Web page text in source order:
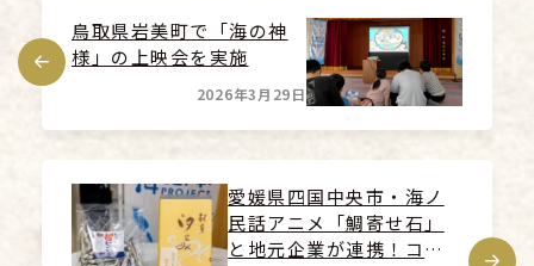
鳥取県岩美町で「海の神
様」の上映会を実施
2026年3月29日
愛媛県四国中央市・海ノ
民話アニメ「鯛寄せ石」
と地元企業が連携！コラ